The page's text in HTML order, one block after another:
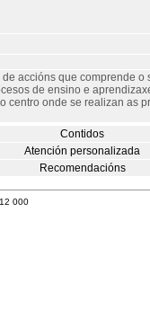
accións que comprende o
de ensino e
centro onde se realizan as
Contidos
Atención personalizada
Recomendacións
000